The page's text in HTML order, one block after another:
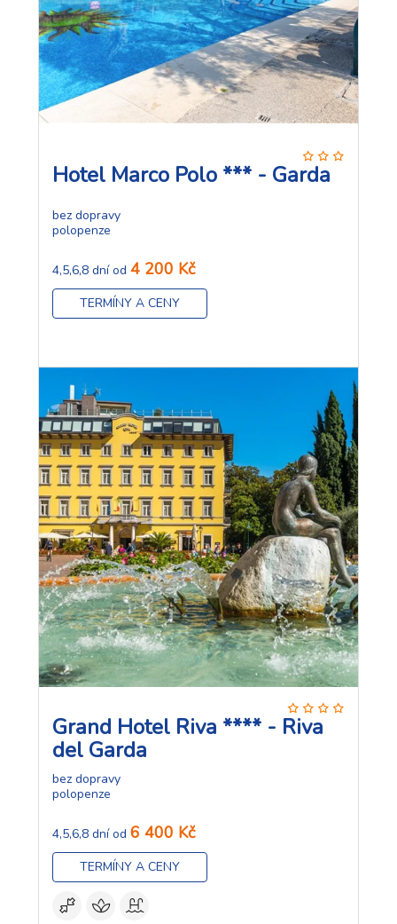
Hotel Marco Polo *** - Garda
bez dopravy
polopenze
4,5,6,8 dní od 4 200 Kč
TERMÍNY A CENY
Grand Hotel Riva **** - Riva
del Garda
bez dopravy
polopenze
4,5,6,8 dní od 6 400 Kč
TERMÍNY A CENY